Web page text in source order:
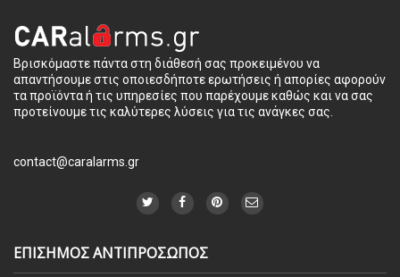
Βρισκόμαστε πάντα στη διάθεσή σας προκειμένου να
απαντήσουμε στις οποιεσδήποτε ερωτήσεις ή απορίες αφορούν
τα προϊόντα ή τις υπηρεσίες που παρέχουμε καθώς και να σας
προτείνουμε τις καλύτερες λύσεις για τις ανάγκες σας.
contact@caralarms.gr
ΕΠΙΣΗΜΟΣ ΑΝΤΙΠΡΟΣΩΠΟΣ